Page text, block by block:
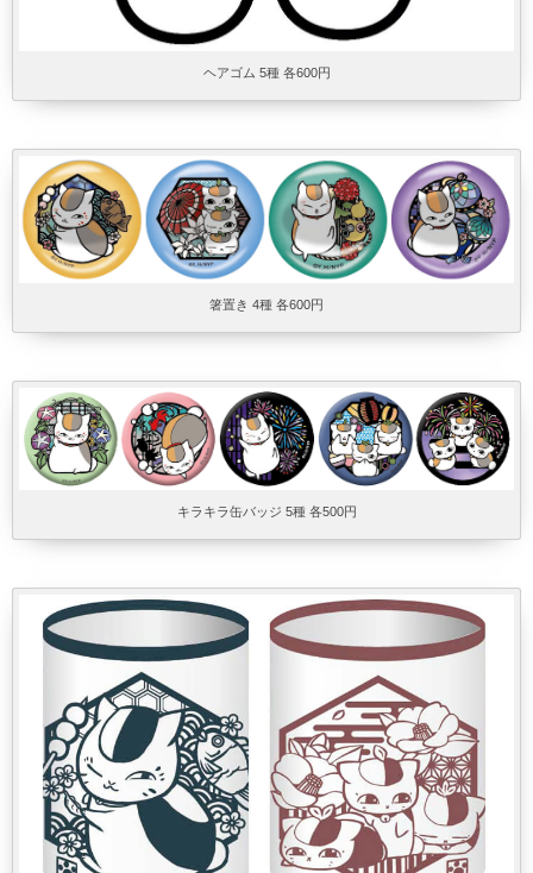
ヘアゴム 5種 各600円
箸置き 4種 各600円
キラキラ缶バッジ 5種 各500円